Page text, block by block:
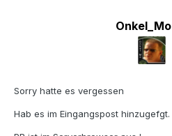
Onkel_Mo
Sorry hatte es vergessen
Hab es im Eingangspost hinzugefgt.